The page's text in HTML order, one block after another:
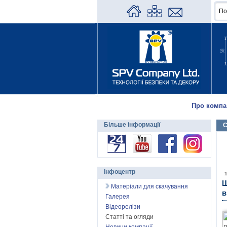
Про
Більше інформації
Інфоцентр
Матеріали для скачування
Галерея
Відеорелізи
Статті та огляди